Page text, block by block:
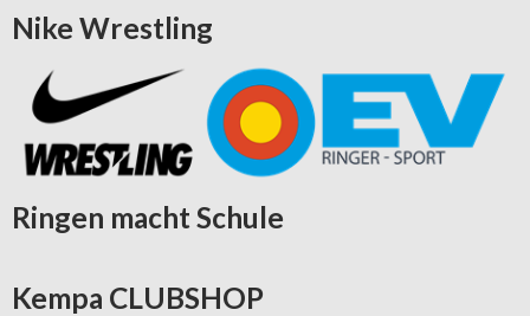
Nike Wrestling
Ringen macht Schule
Kempa CLUBSHOP